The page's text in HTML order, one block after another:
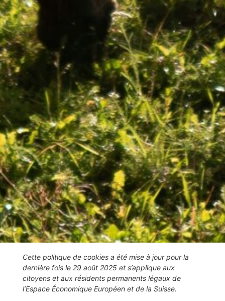
Cette politique de cookies a été mise à jour pour la
dernière fois le 29 août 2025 et s’applique aux
citoyens et aux résidents permanents légaux de
l’Espace Économique Européen et de la Suisse.